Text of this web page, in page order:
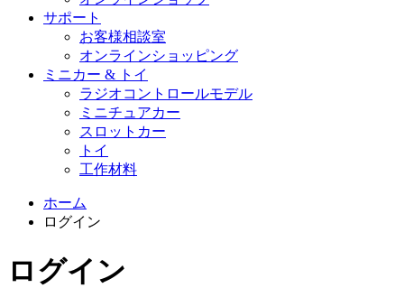
サポート
お客様相談室
オンラインショッピング
ミニカー & トイ
ラジオコントロールモデル
ミニチュアカー
スロットカー
トイ
工作材料
ホーム
ログイン
ログイン